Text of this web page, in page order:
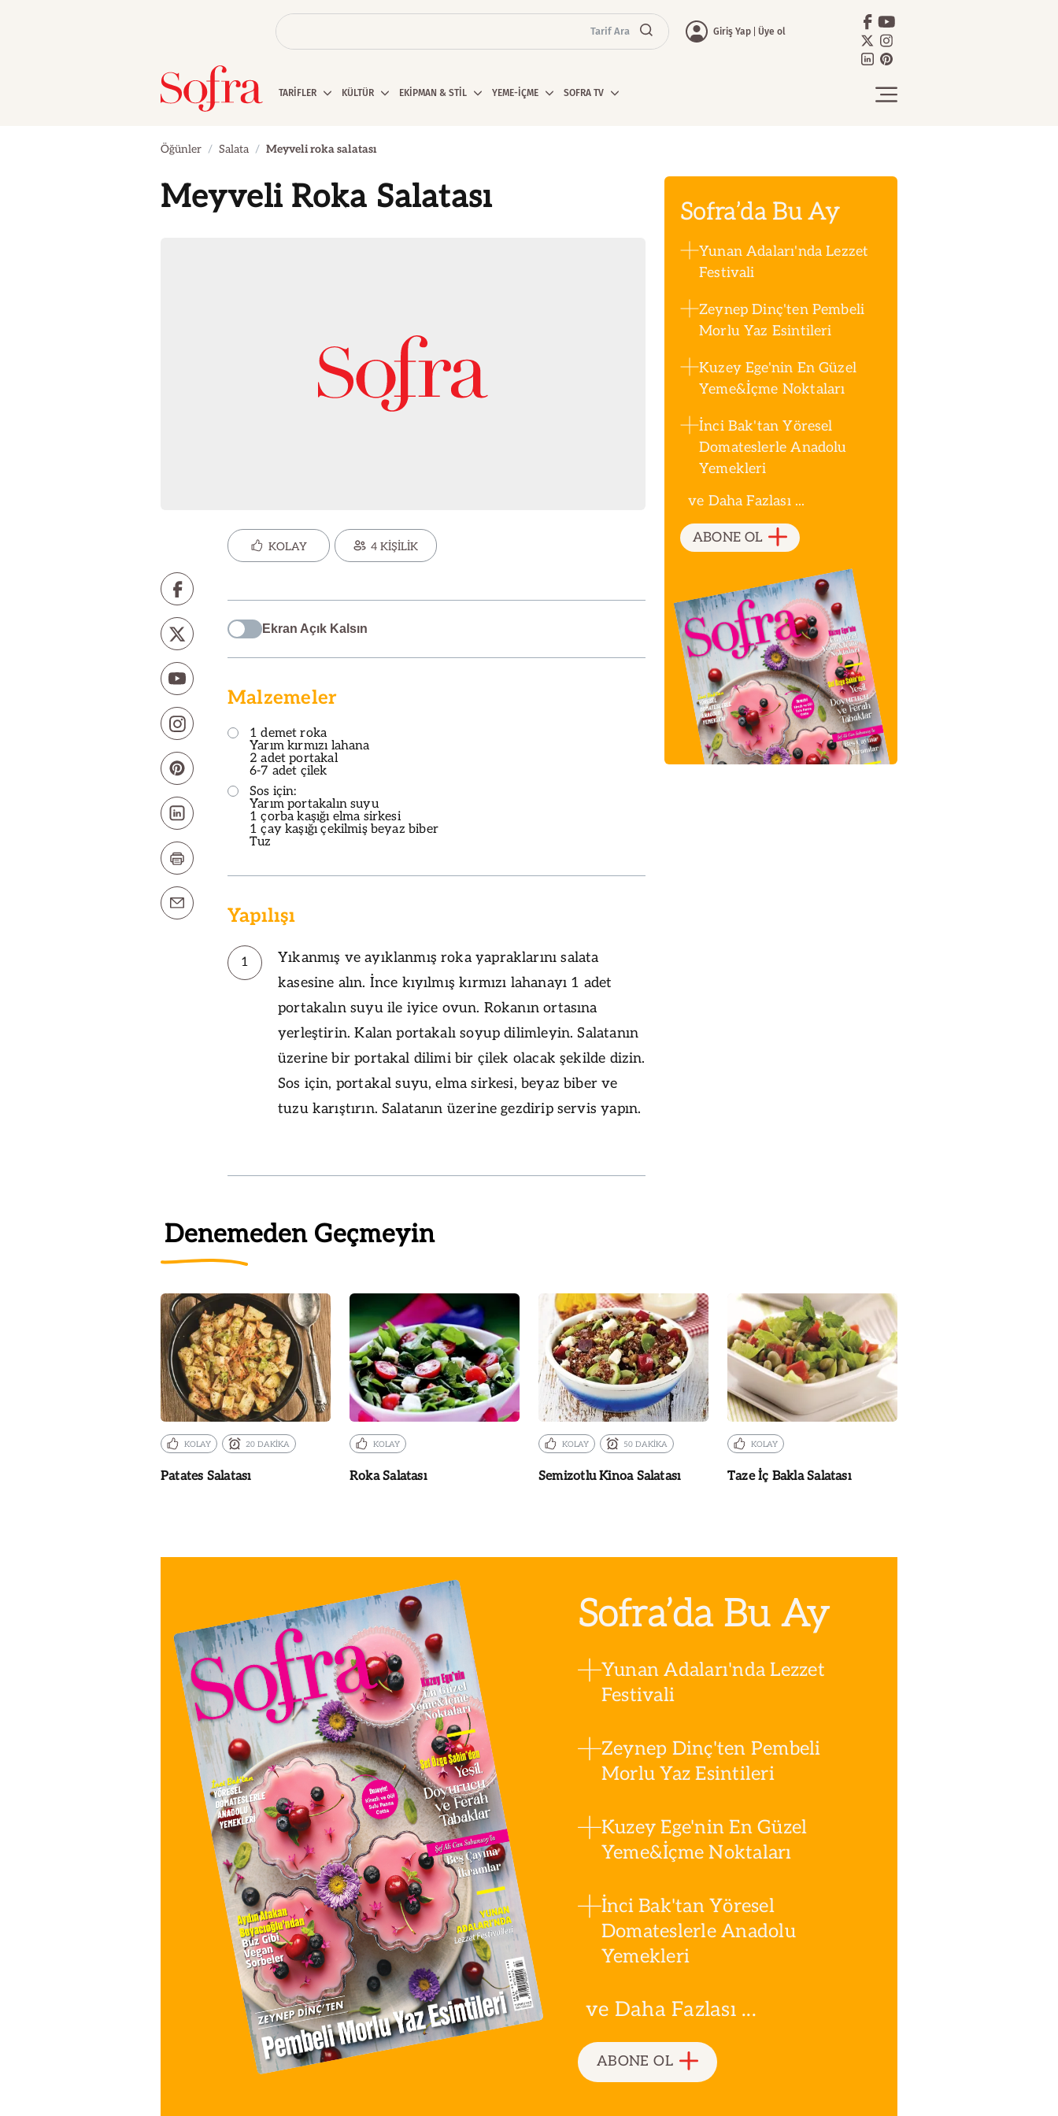
Tarif Ara Giriş Yap Üye ol
TARİFLER KÜLTÜR EKİPMAN & STİL YEME-İÇME SOFRA TV
Öğünler Salata Meyveli roka salatası
Meyveli Roka Salatası
KOLAY 4 KİŞİLİK
Ekran Açık Kalsın
Malzemeler
1 demet roka
Yarım kırmızı lahana
2 adet portakal
6-7 adet çilek
Sos için:
Yarım portakalın suyu
1 çorba kaşığı elma sirkesi
1 çay kaşığı çekilmiş beyaz biber
Tuz
Yapılışı
1
Yıkanmış ve ayıklanmış roka yapraklarını salata
kasesine alın. İnce kıyılmış kırmızı lahanayı 1 adet
portakalın suyu ile iyice ovun. Rokanın ortasına
yerleştirin. Kalan portakalı soyup dilimleyin. Salatanın
üzerine bir portakal dilimi bir çilek olacak şekilde dizin.
Sos için, portakal suyu, elma sirkesi, beyaz biber ve
tuzu karıştırın. Salatanın üzerine gezdirip servis yapın.
Sofra’da Bu Ay
Yunan Adaları'nda Lezzet
Festivali
Zeynep Dinç'ten Pembeli
Morlu Yaz Esintileri
Kuzey Ege'nin En Güzel
Yeme&İçme Noktaları
İnci Bak'tan Yöresel
Domateslerle Anadolu
Yemekleri
ve Daha Fazlası ...
ABONE OL
Denemeden Geçmeyin
KOLAY 20 DAKİKA
Patates Salatası
KOLAY
Roka Salatası
KOLAY 50 DAKİKA
Semizotlu Kinoa Salatası
KOLAY
Taze İç Bakla Salatası
Sofra’da Bu Ay
Yunan Adaları'nda Lezzet
Festivali
Zeynep Dinç'ten Pembeli
Morlu Yaz Esintileri
Kuzey Ege'nin En Güzel
Yeme&İçme Noktaları
İnci Bak'tan Yöresel
Domateslerle Anadolu
Yemekleri
ve Daha Fazlası ...
ABONE OL